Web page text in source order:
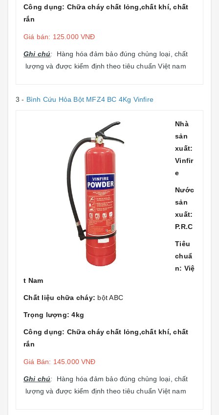
Công dụng: Chữa cháy chất lỏng,chất khí, chất
rắn
Giá bán: 125.000 VNĐ
Ghi chú: Hàng hóa đảm bảo đúng chủng loại, chất
lượng và được kiểm định theo tiêu chuẩn Việt nam
3 - Bình Cứu Hỏa Bột MFZ4 BC 4Kg Vinfire
Nhà
sản
xuất:
Vinfir
e
Nước
sản
xuất:
P.R.C
Tiêu
chuẩ
n: Việ
t Nam
Chất liệu chữa cháy: bột ABC
Trọng lượng: 4kg
Công dụng: Chữa cháy chất lỏng,chất khí, chất
rắn
Giá Bán: 145.000 VNĐ
Ghi chú: Hàng hóa đảm bảo đúng chủng loại, chất
lượng và được kiểm định theo tiêu chuẩn Việt nam